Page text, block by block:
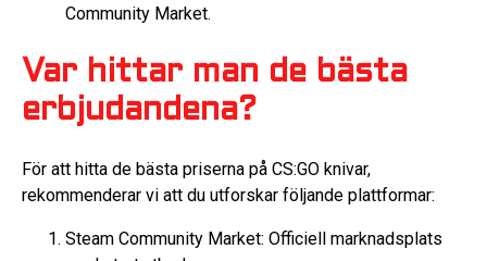
Community Market.
Var hittar man de bästa
erbjudandena?
För att hitta de bästa priserna på CS:GO knivar,
rekommenderar vi att du utforskar följande plattformar:
Steam Community Market: Officiell marknadsplats